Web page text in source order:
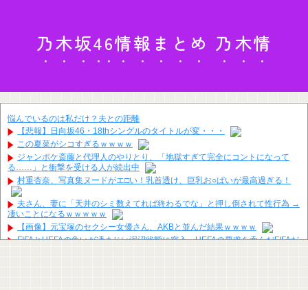
乃木坂46情報まとめ 乃木情
悩んでいるのは私だけ？夫との距離
【悲報】日向坂46・18thシングルのタイトルが変・・・
この夏菜がシコすぎるｗｗｗｗ
ジャンポケ斎藤と代理人のやりとり、「地獄すぎて完全にコントになって
る……」と衝撃を受ける人が続出中
村重杏奈、写真集ヌードがエ□い！乳首透け、巨乳お○ぱいが最高過ぎる！
夫さん、妻に「天井のシミ数えてれば終わるでな」と押し倒されて性行為 →
凄いことになるｗｗｗｗｗ
【画像】元宝塚のセクシー女優さん、AKBと並んだ結果ｗｗｗｗ
FIFAとUEFAの争いが凄まじい泥沼状態に突入、UEFAの要求を呑んだFIFAだ